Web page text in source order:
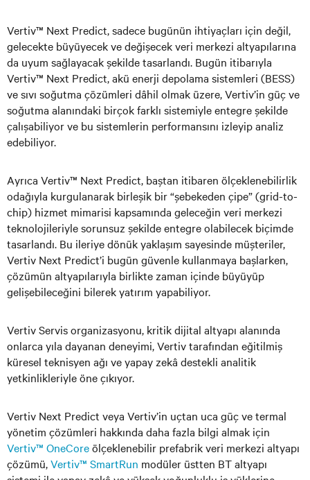
Vertiv™ Next Predict, sadece bugünün ihtiyaçları için değil,
gelecekte büyüyecek ve değişecek veri merkezi altyapılarına
da uyum sağlayacak şekilde tasarlandı. Bugün itibarıyla
Vertiv™ Next Predict, akü enerji depolama sistemleri (BESS)
ve sıvı soğutma çözümleri dâhil olmak üzere, Vertiv’in güç ve
soğutma alanındaki birçok farklı sistemiyle entegre şekilde
çalışabiliyor ve bu sistemlerin performansını izleyip analiz
edebiliyor.
Ayrıca Vertiv™ Next Predict, baştan itibaren ölçeklenebilirlik
odağıyla kurgulanarak birleşik bir “şebekeden çipe” (grid-to-
chip) hizmet mimarisi kapsamında geleceğin veri merkezi
teknolojileriyle sorunsuz şekilde entegre olabilecek biçimde
tasarlandı. Bu ileriye dönük yaklaşım sayesinde müşteriler,
Vertiv Next Predict’i bugün güvenle kullanmaya başlarken,
çözümün altyapılarıyla birlikte zaman içinde büyüyüp
gelişebileceğini bilerek yatırım yapabiliyor.
Vertiv Servis organizasyonu, kritik dijital altyapı alanında
onlarca yıla dayanan deneyimi, Vertiv tarafından eğitilmiş
küresel teknisyen ağı ve yapay zekâ destekli analitik
yetkinlikleriyle öne çıkıyor.
Vertiv Next Predict veya Vertiv’in uçtan uca güç ve termal
yönetim çözümleri hakkında daha fazla bilgi almak için
Vertiv™ OneCoreölçeklenebilir prefabrik veri merkezi altyapı
çözümü,Vertiv™ SmartRun modüler üstten BT altyapı